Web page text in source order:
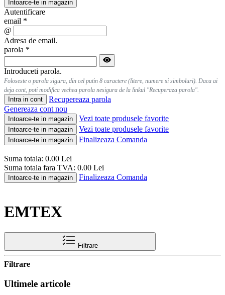
Intoarce-te in magazin
Autentificare
email *
@
Adresa de email.
parola *
Introduceti parola.
Foloseste o parola sigura, din cel putin 8 caractere (litere, numere si simboluri). Daca ai
deja cont, poti modifica vechea parola nesigura de la linkul "Recuperaza parola".
Intra in cont
Recupereaza parola
Genereaza cont nou
Intoarce-te in magazin Vezi toate produsele favorite
Intoarce-te in magazin Vezi toate produsele favorite
Intoarce-te in magazin Finalizeaza Comanda
Suma totala: 0.00 Lei
Suma totala fara TVA: 0.00 Lei
Intoarce-te in magazin Finalizeaza Comanda
EMTEX
Filtrare
Filtrare
Ultimele articole